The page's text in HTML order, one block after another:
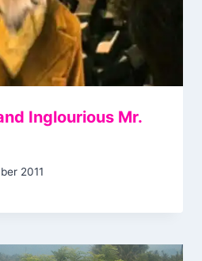
Inglourious Mr.
2011